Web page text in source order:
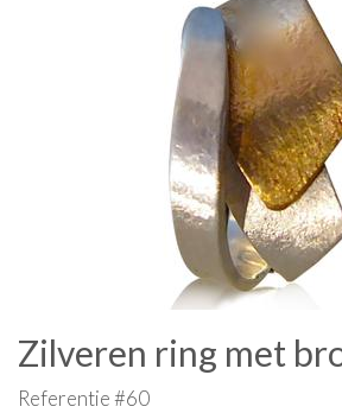
Zilveren ring met
Referentie #60